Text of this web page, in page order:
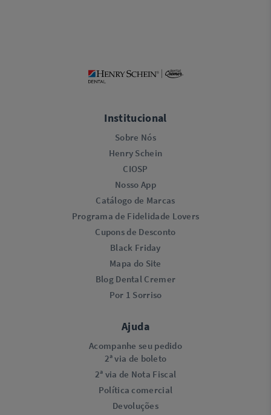
Institucional
Sobre Nós
Henry Schein
CIOSP
Nosso App
Catálogo de Marcas
Programa de Fidelidade Lovers​
Cupons de Desconto
Black Friday
Mapa do Site
Blog Dental Cremer
Por 1 Sorriso
Ajuda
Acompanhe seu pedido
2ª via de boleto
2ª via de Nota Fiscal
Política comercial
Devoluções